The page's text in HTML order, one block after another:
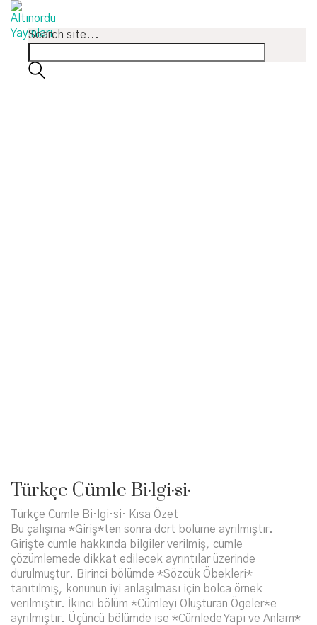
Search site...
Türkçe Cümle Bi·lgi·si·
Türkçe Cümle Bi·lgi·si· Kısa Özet
Bu çalışma *Giriş*ten sonra dört bölüme ayrılmıştır.
Girişte cümle hakkında bilgiler verilmiş, cümle
çözümlemede dikkat edilecek ayrıntılar üzerinde
durulmuştur. Birinci bölümde *Sözcük Öbekleri*
tanıtılmış, konunun iyi anlaşılması için bolca örnek
verilmiştir. İkinci bölüm *Cümleyi Oluşturan Ögeler*e
ayrılmıştır. Üçüncü bölümde ise *Cümlede Yapı ve Anlam*